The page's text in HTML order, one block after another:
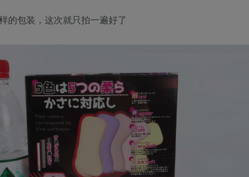
的包装，这次就只拍一遍好了